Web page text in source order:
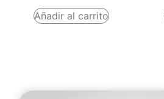
Añadir al carrito